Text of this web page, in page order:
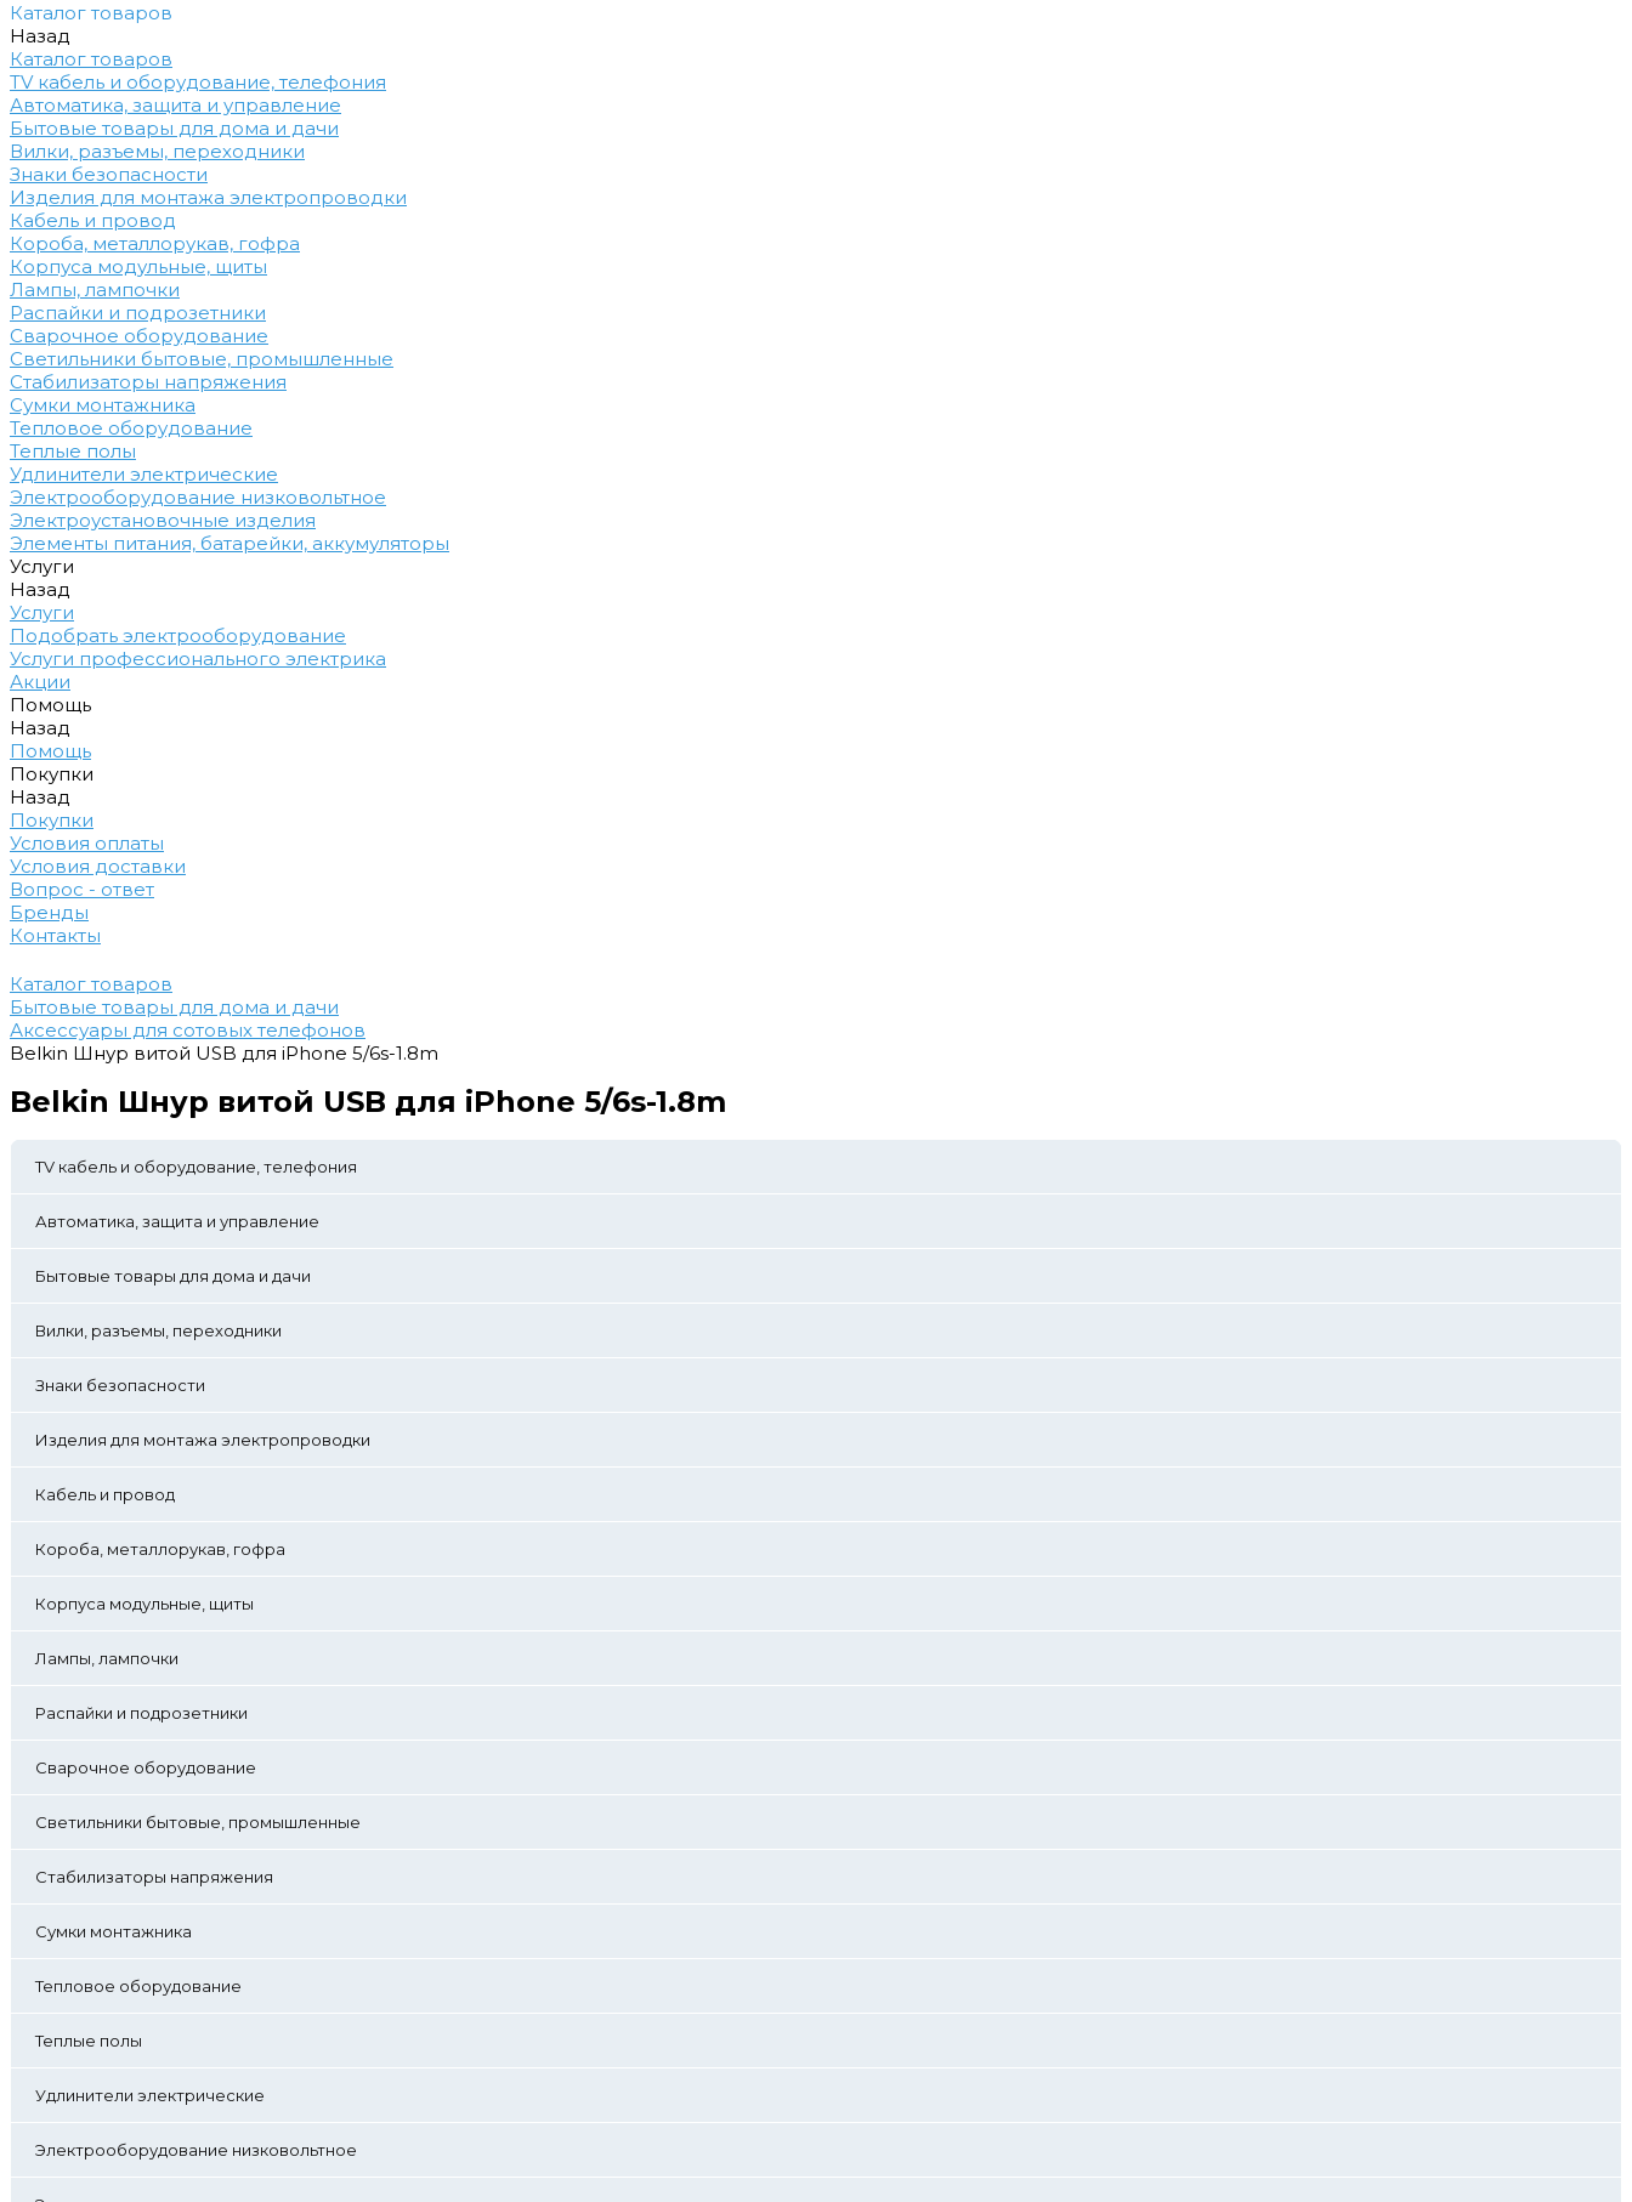
Каталог товаров
Назад
Каталог товаров
TV кабель и оборудование, телефония
Автоматика, защита и управление
Бытовые товары для дома и дачи
Вилки, разъемы, переходники
Знаки безопасности
Изделия для монтажа электропроводки
Кабель и провод
Короба, металлорукав, гофра
Корпуса модульные, щиты
Лампы, лампочки
Распайки и подрозетники
Сварочное оборудование
Светильники бытовые, промышленные
Стабилизаторы напряжения
Сумки монтажника
Тепловое оборудование
Теплые полы
Удлинители электрические
Электрооборудование низковольтное
Электроустановочные изделия
Элементы питания, батарейки, аккумуляторы
Услуги
Назад
Услуги
Подобрать электрооборудование
Услуги профессионального электрика
Акции
Помощь
Назад
Помощь
Покупки
Назад
Покупки
Условия оплаты
Условия доставки
Вопрос - ответ
Бренды
Контакты
Каталог товаров
Бытовые товары для дома и дачи
Аксессуары для сотовых телефонов
Belkin Шнур витой USB для iPhone 5/6s-1.8m
Belkin Шнур витой USB для iPhone 5/6s-1.8m
TV кабель и оборудование, телефония
Автоматика, защита и управление
Бытовые товары для дома и дачи
Вилки, разъемы, переходники
Знаки безопасности
Изделия для монтажа электропроводки
Кабель и провод
Короба, металлорукав, гофра
Корпуса модульные, щиты
Лампы, лампочки
Распайки и подрозетники
Сварочное оборудование
Светильники бытовые, промышленные
Стабилизаторы напряжения
Сумки монтажника
Тепловое оборудование
Теплые полы
Удлинители электрические
Электрооборудование низковольтное